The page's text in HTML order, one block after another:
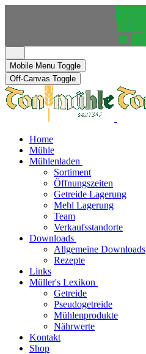
Mobile Menu Toggle
Off-Canvas Toggle
Home
Mühle
Mühlenladen
Sortiment
Öffnungszeiten
Getreide Lagerung
Mehl Lagerung
Team
Verkaufsstandorte
Downloads
Allgemeine Downloads
Rezepte
Links
Müller's Lexikon
Getreide
Pseudogetreide
Mühlenprodukte
Nährwerte
Kontakt
Shop